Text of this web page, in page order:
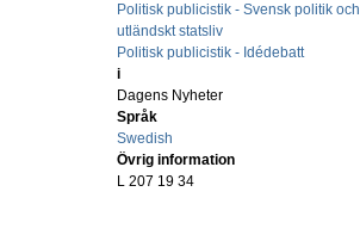
Politisk publicistik - Svensk politik och
utländskt statsliv
Politisk publicistik - Idédebatt
i
Dagens Nyheter
Språk
Swedish
Övrig information
L 207 19 34